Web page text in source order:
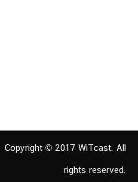
Copyright © 2017 WiTcast. All
rights reserved.